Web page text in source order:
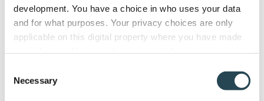
development. You have a choice in who uses your data
and for what purposes. Your privacy choices are only
applicable on this digital property where you have made
the Privacy trigger icon.
Selection
Necessary
Suivi du
temps
Suivi des
dépenses
temps et